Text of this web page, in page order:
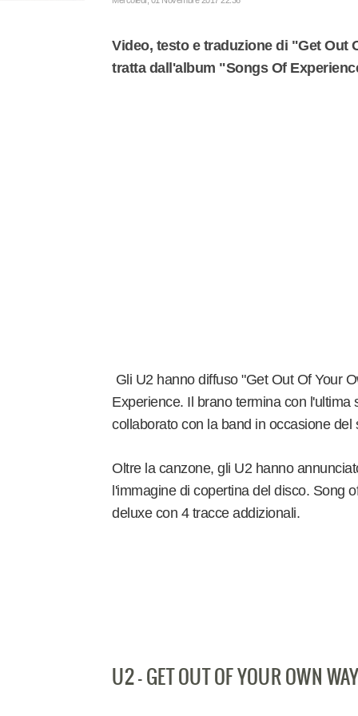
Video, testo e traduzione di "Get Out
tratta dall'album "Songs Of
Gli U2 hanno diffuso "Get Out Of Your
Experience. Il brano termina con
collaborato con la band in occasione del
Oltre la canzone, gli U2 hanno
l'immagine di copertina del disco. Song
deluxe con 4 tracce addizionali.
U2 - GET OUT OF YOUR OWN